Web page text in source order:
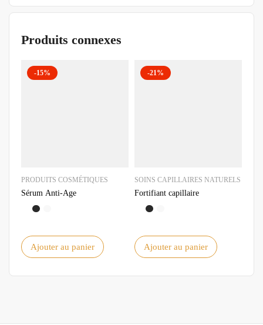
Produits connexes
-15%
PRODUITS COSMÉTIQUES
Sérum Anti-Age
Ajouter au panier
-21%
SOINS CAPILLAIRES NATURELS
Fortifiant capillaire
Ajouter au panier